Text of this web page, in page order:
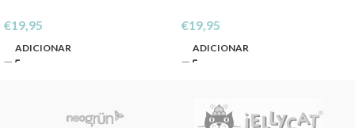
€19,95
ADICIONAR
€19,95
ADICIONAR